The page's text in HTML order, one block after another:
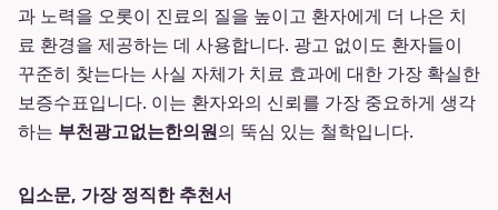
과 노력을 오롯이 진료의 질을 높이고 환자에게 더 나은 치
료 환경을 제공하는 데 사용합니다. 광고 없이도 환자들이
꾸준히 찾는다는 사실 자체가 치료 효과에 대한 가장 확실한
보증수표입니다. 이는 환자와의 신뢰를 가장 중요하게 생각
하는 부천광고없는한의원의 뚝심 있는 철학입니다.
입소문, 가장 정직한 추천서